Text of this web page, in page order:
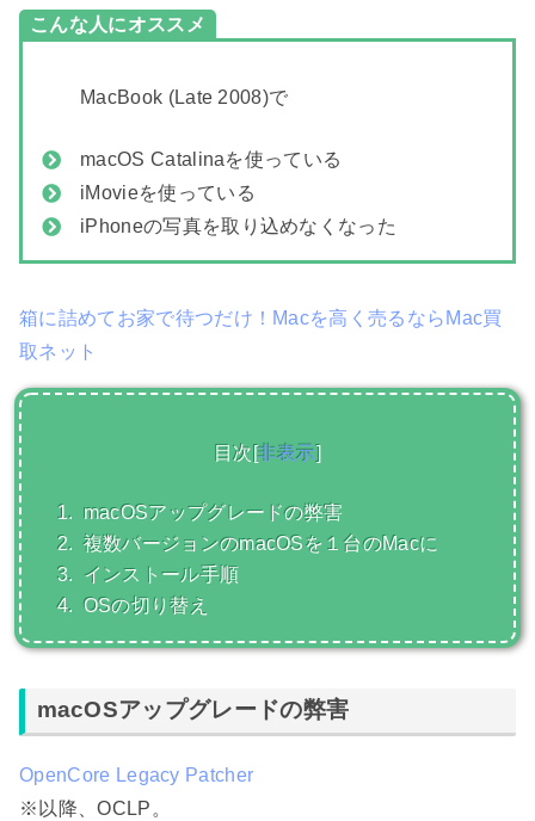
こんな人にオススメ
MacBook (Late 2008)で
macOS Catalinaを使っている
iMovieを使っている
iPhoneの写真を取り込めなくなった
箱に詰めてお家で待つだけ！Macを高く売るならMac買
取ネット
目次 [非表示]
1. macOSアップグレードの弊害
2. 複数バージョンのmacOSを１台のMacに
3.
インストール手順
4. OSの切り替え
macOSアップグレードの弊害
OpenCore Legacy Patcher
※以降、OCLP。